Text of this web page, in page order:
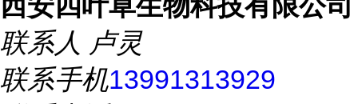
联系人 卢灵
联系手机13991313929